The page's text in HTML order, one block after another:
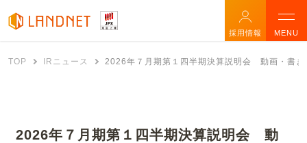
採用情報 MENU
TOP IRニュース 2026年７月期第１四半期決算説明会 動画・書き
2026年７月期第１四半期決算説明会 動